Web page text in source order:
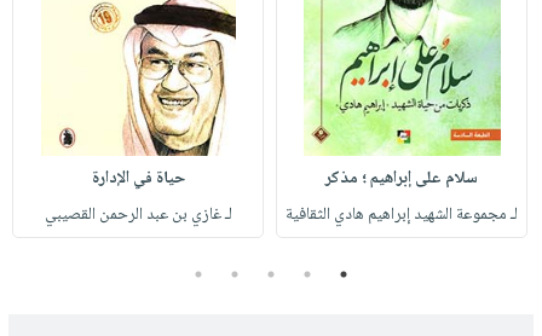
سلام على إبراهيم ؛ مذكر
لـ مجموعة الشهيد إبراهيم هادي الثقافية
حياة في الإدارة
لـ غازي بن عبد الرحمن القصيبي
1
2
3
4
5